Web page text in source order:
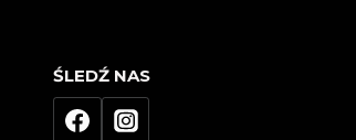
ŚLEDŹ NAS